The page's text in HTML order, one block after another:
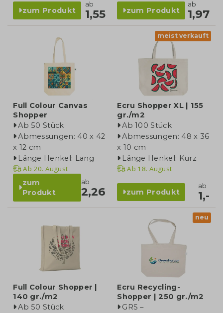
zum Produkt
ab
1,55 zum Produkt
ab
1,97
Full Colour Canvas
Shopper
Ab 50 Stück
Abmessungen: 40 x 42
x 12 cm
Länge Henkel: Lang
Ab 20. August
zum
Produkt
ab
2,26
meist verkauft
Ecru Shopper XL | 155
gr./m2
Ab 100 Stück
Abmessungen: 48 x 36
x 10 cm
Länge Henkel: Kurz
Ab 18. August
zum Produkt
ab
1,-
Full Colour Shopper |
140 gr./m2
Ab 50 Stück
neu
Ecru Recycling-
Shopper | 250 gr./m2
GRS –